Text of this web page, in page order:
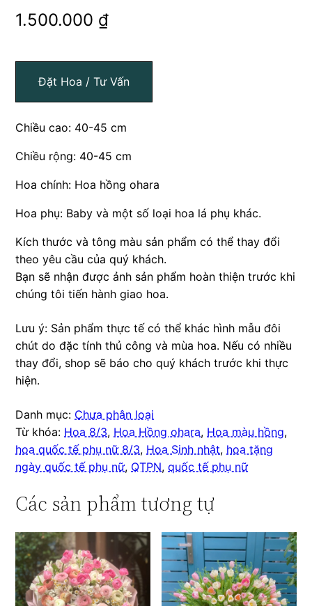
1.500.000 ₫
Đặt Hoa / Tư Vấn
Chiều cao: 40-45 cm
Chiều rộng: 40-45 cm
Hoa chính: Hoa hồng ohara
Hoa phụ: Baby và một số loại hoa lá phụ khác.
Kích thước và tông màu sản phẩm có thể thay đổi
theo yêu cầu của quý khách.
Bạn sẽ nhận được ảnh sản phẩm hoàn thiện trước khi
chúng tôi tiến hành giao hoa.
Lưu ý: Sản phẩm thực tế có thể khác hình mẫu đôi
chút do đặc tính thủ công và mùa hoa. Nếu có nhiều
thay đổi, shop sẽ báo cho quý khách trước khi thực
hiện.
Danh mục: Chưa phân loại
Từ khóa: Hoa 8/3, Hoa Hồng ohara, Hoa màu hồng,
hoa quốc tế phụ nữ 8/3, Hoa Sinh nhật, hoa tặng
ngày quốc tế phụ nữ, QTPN,quốc tế phụ nữ
Các sản phẩm tương tự